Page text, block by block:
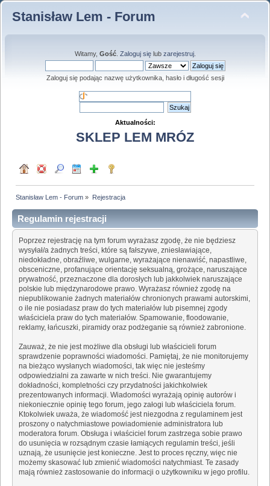
Stanisław Lem - Forum
Witamy, Gość. Zaloguj sięlub zarejestruj.
Zaloguj się podając nazwę użytkownika, hasło i długość sesji
Aktualności:
SKLEP LEM MRÓZ
Stanisław Lem - Forum » Rejestracja
Regulamin rejestracji
Poprzez rejestrację na tym forum wyrażasz zgodę, że nie będziesz
wysyłał/a żadnych treści, które są fałszywe, zniesławiające,
niedokładne, obraźliwe, wulgarne, wyrażające nienawiść, napastliwe,
obsceniczne, profanujące orientację seksualną, grożące, naruszające
prywatność, przeznaczone dla dorosłych lub jakkolwiek naruszające
polskie lub międzynarodowe prawo. Wyrażasz również zgodę na
niepublikowanie żadnych materiałów chronionych prawami autorskimi,
o ile nie posiadasz praw do tych materiałów lub pisemnej zgody
właściciela praw do tych materiałów. Spamowanie, floodowanie,
reklamy, łańcuszki, piramidy oraz podżeganie są również zabronione.
Zauważ, że nie jest możliwe dla obsługi lub właścicieli forum
sprawdzenie poprawności wiadomości. Pamiętaj, że nie monitorujemy
na bieżąco wysłanych wiadomości, tak więc nie jesteśmy
odpowiedzialni za zawarte w nich treści. Nie gwarantujemy
dokładności, kompletności czy przydatności jakichkolwiek
prezentowanych informacji. Wiadomości wyrażają opinię autorów i
niekoniecznie opinię tego forum, jego załogi lub właściciela forum.
Ktokolwiek uważa, że wiadomość jest niezgodna z regulaminem jest
proszony o natychmiastowe powiadomienie administratora lub
moderatora forum. Obsługa i właściciel forum zastrzega sobie prawo
do usunięcia w rozsądnym czasie łamiących regulamin treści, jeśli
uznają, że usunięcie jest konieczne. Jest to proces ręczny, więc nie
możemy skasować lub zmienić wiadomości natychmiast. Te zasady
mają również zastosowanie do informacji o użytkowniku w jego profilu.